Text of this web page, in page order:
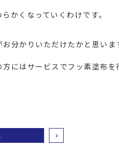
かくなっていくわけです。
分かりいただけたかと思いま
にはサービスでフッ素塗布を